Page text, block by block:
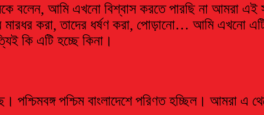
বলেন, আমি এখনো বিশ্বাস করতে পারছি না আমরা এই
মারধর করা, তাদের ধর্ষণ করা, পোড়ানো… আমি এখনো
কি এটি হচ্ছে কিনা।
পশ্চিম বাংলাদেশে পরিণত হচ্ছিল। আমরা এ